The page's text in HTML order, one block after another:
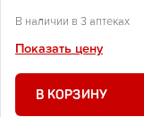
В наличии в 3 аптеках
Показать цену
В КОРЗИНУ